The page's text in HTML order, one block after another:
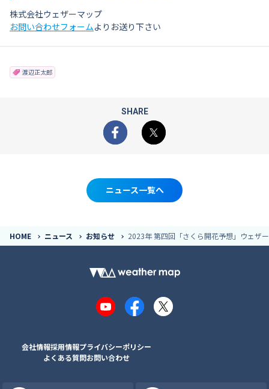
株式会社ウェザーマップ
お問い合わせフォームよりお送り下さい
渡辺正太郎
SHARE
Facebook
X
ニュース一覧へ
HOME ニュース お知らせ 2023年 第四回「さくら開花予想」ウェ
YouTubeFacebook
X
会社情報採用情報プライバシーポリシー
よくある質問お問い合わせ